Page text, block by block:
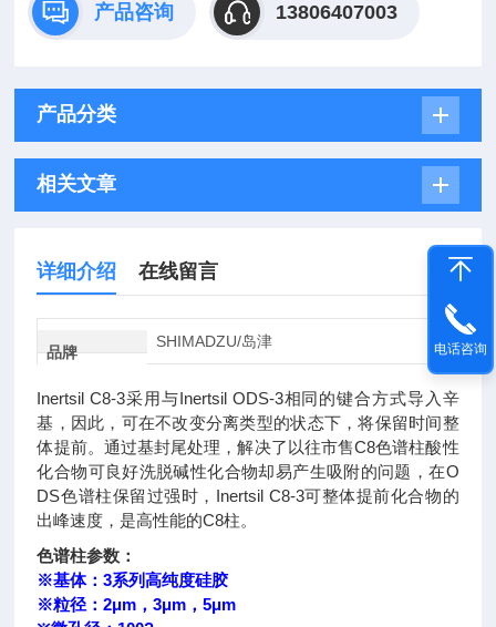
产品咨询 13806407003
产品分类
相关文章
详细介绍 在线留言
品牌
SHIMADZU/岛津
Inertsil C8-3采用与Inertsil ODS-3相同的键合方式导入辛
基，因此，可在不改变分离类型的状态下，将保留时间整
体提前。通过基封尾处理，解决了以往市售C8色谱柱酸性
化合物可良好洗脱碱性化合物却易产生吸附的问题，在O
DS色谱柱保留过强时，Inertsil C8-3可整体提前化合物的
出峰速度，是高性能的C8柱。
色谱柱参数：
※基体：3系列高纯度硅胶
※粒径：2μm，3μm，5μm
电话咨询